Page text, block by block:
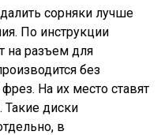
сорняки лучше
По инструкции
на разъем для
без
На их место ставят
Такие диски
в